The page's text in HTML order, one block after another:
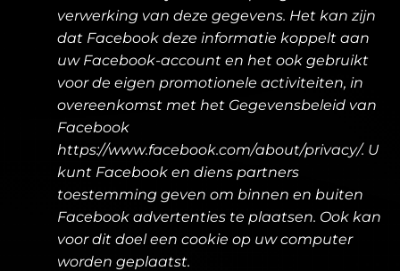
verwerking van deze gegevens. Het kan zijn
dat Facebook deze informatie koppelt aan
uw Facebook-account en het ook gebruikt
voor de eigen promotionele activiteiten, in
overeenkomst met het Gegevensbeleid van
Facebook
https://www.facebook.com/about/privacy/. U
kunt Facebook en diens partners
toestemming geven om binnen en buiten
Facebook advertenties te plaatsen. Ook kan
voor dit doel een cookie op uw computer
worden geplaatst.